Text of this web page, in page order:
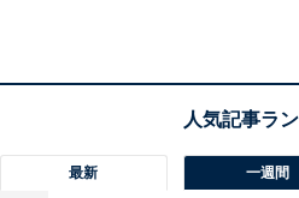
最新 一週間